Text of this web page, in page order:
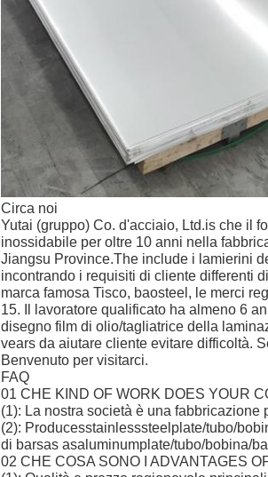
Circa noi
Yutai (gruppo) Co. d'acciaio, Ltd.is che il
inossidabile per oltre 10 anni nella
Jiangsu Province.The include i lamierini
incontrando i requisiti di cliente differenti
marca famosa Tisco, baosteel, le merci
15. Il lavoratore qualificato ha almeno 6
disegno film di olio/tagliatrice della
vears da aiutare cliente evitare difficoltà.
Benvenuto per visitarci.
FAQ
01 CHE KIND OF WORK DOES YOUR
(1): La nostra società è una fabbricazione
(2): Producesstainlesssteelplate/tubo/
di barsas asaluminumplate/tubo/bobina/
02 CHE COSA SONO I ADVANTAGES